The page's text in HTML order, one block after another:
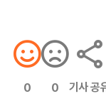
0 0 기사 공